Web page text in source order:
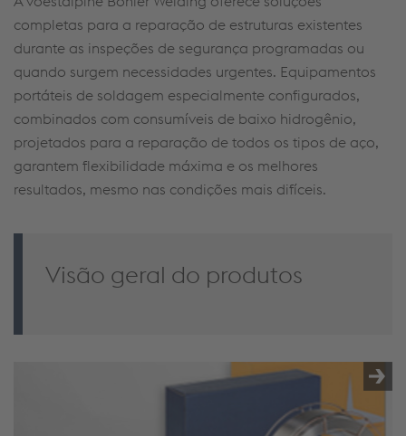
completas para a reparação de estruturas existentes
durante as inspeções de segurança programadas ou
quando surgem necessidades urgentes. Equipamentos
portáteis de soldagem especialmente configurados,
combinados com consumíveis de baixo hidrogênio,
projetados para a reparação de todos os tipos de aço,
garantem flexibilidade máxima e os melhores
resultados, mesmo nas condições mais difíceis.
Visão geral do produtos